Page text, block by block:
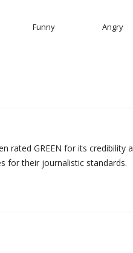
Funny Angry
rated GREEN for its
for their journalistic standards.